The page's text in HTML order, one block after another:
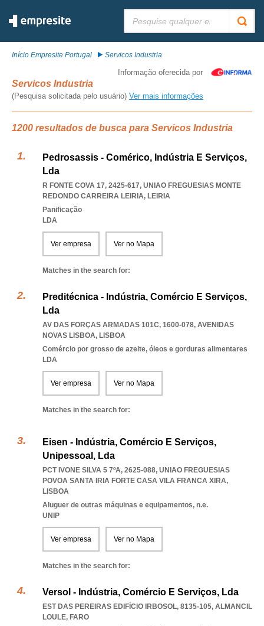
Início Empresite Portugal Servicos Industria
Informação oferecida por
Servicos Industria
(Pesquisa solicitada pelo usuário) Ver mais informações
1200 resultados de busca para Servicos Industria
Pedrosassis - Comérico, Indústria E Serviços,
Lda
R FONTE COVA 17, 2425-617, UNIAO FREGUESIAS MONTE
REDONDO CARREIRA LEIRIA, LEIRIA
Panificação
LDA
Ver empresa Ver no Mapa
Matches in the search for:
Preditécnica - Indústria, Comércio E Serviços,
Lda
AV DAS FORÇAS ARMADAS 101C, 1600-078, AVENIDAS
NOVAS LISBOA, LISBOA
Comércio por grosso de azeite, óleos e gorduras alimentares
LDA
Ver empresa Ver no Mapa
Matches in the search for:
Eisen - Indústria, Comércio E Serviços,
Unipessoal, Lda
PCT IVONE SILVA 5 7ºA, 2625-088, UNIAO FREGUESIAS
POVOA SANTA IRIA FORTE CASA VILA FRANCA XIRA,
LISBOA
Aluguer de outras máquinas e equipamentos, n.e.
UNIP
Ver empresa Ver no Mapa
Matches in the search for:
Versol - Indústria, Comércio E Serviços, Lda
EST DAS PEREIRAS EDIFÍCIO IRBOSOL, 8135-105, ALMANCIL
LOULE, FARO